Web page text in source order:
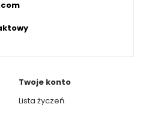
Twoje konto
Lista życzeń